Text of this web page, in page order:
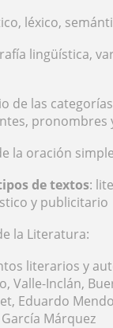
léxico,
lingüística,
de las
pronombres
la oración
de textos:
y publicitario
la Literatura:
literarios y
Valle-Inclán,
Eduardo
Márquez